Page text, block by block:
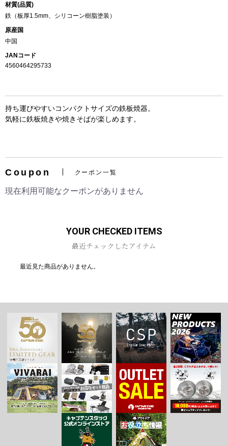
お買い物を続ける カートへ進む
材質(品質)
鉄（板厚1.5mm、シリコーン樹脂塗装）
原産国
中国
JANコード
4560464295733
持ち運びやすいコンパクトサイズの鉄板焼器。
気軽に鉄板焼きや焼きそばが楽しめます。
Coupon クーポン一覧
現在利用可能なクーポンがありません
YOUR CHECKED ITEMS
最近チェックしたアイテム
最近見た商品がありません。